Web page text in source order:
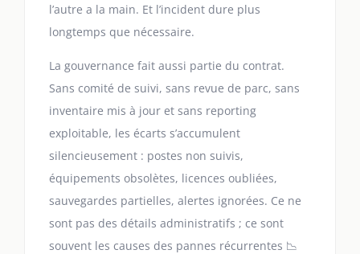
l’autre a la main. Et l’incident dure plus
longtemps que nécessaire.
La gouvernance fait aussi partie du contrat.
Sans comité de suivi, sans revue de parc, sans
inventaire mis à jour et sans reporting
exploitable, les écarts s’accumulent
silencieusement : postes non suivis,
équipements obsolètes, licences oubliées,
sauvegardes partielles, alertes ignorées. Ce ne
sont pas des détails administratifs ; ce sont
souvent les causes des pannes récurrentes 📉